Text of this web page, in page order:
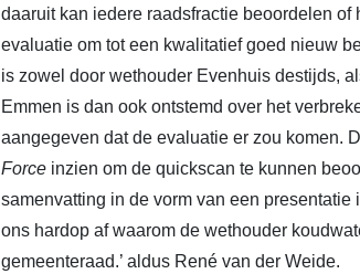
daaruit kan iedere raadsfractie beoordelen
evaluatie om tot een kwalitatief goed nieuw
is zowel door wethouder Evenhuis destijds,
Emmen is dan ook ontstemd over het
aangegeven dat de evaluatie er zou komen.
Force inzien om de quickscan te kunnen
samenvatting in de vorm van een
ons hardop af waarom de wethouder
gemeenteraad.’ aldus René van der Weide.